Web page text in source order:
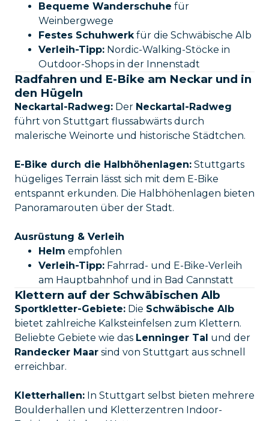
Bequeme Wanderschuhe für
Weinbergwege
Festes Schuhwerkfür die Schwäbische Alb
Verleih-Tipp: Nordic-Walking-Stöcke in
Outdoor-Shops in der Innenstadt
Radfahren und E-Bike am Neckar und in
den Hügeln
Neckartal-Radweg: Der Neckartal-Radweg
führt von Stuttgart flussabwärts durch
malerische Weinorte und historische Städtchen.
E-Bike durch die Halbhöhenlagen: Stuttgarts
hügeliges Terrain lässt sich mit dem E-Bike
entspannt erkunden. Die Halbhöhenlagen bieten
Panoramarouten über der Stadt.
Ausrüstung & Verleih
Helm empfohlen
Verleih-Tipp: Fahrrad- und E-Bike-Verleih
am Hauptbahnhof und in Bad Cannstatt
Klettern auf der Schwäbischen Alb
Sportkletter-Gebiete: Die Schwäbische Alb
bietet zahlreiche Kalksteinfelsen zum Klettern.
Beliebte Gebiete wie das Lenninger Tal und der
Randecker Maar sind von Stuttgart aus schnell
erreichbar.
Kletterhallen: In Stuttgart selbst bieten mehrere
Boulderhallen und Kletterzentren Indoor-